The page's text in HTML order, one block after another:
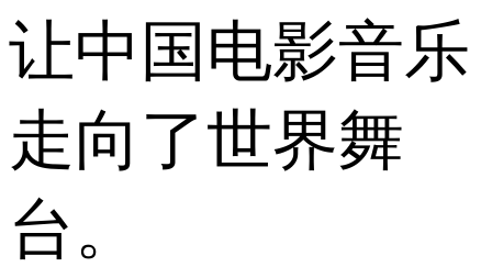
让中国电影音乐
走向了世界舞
台。